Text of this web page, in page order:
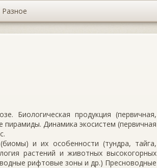
Разное
Биологическая продукция (первичная,
Динамика экосистем (первичная
и их особенности (тундра, тайга,
растений и животных высокогорных
рифтовые зоны и др.) Пресноводные